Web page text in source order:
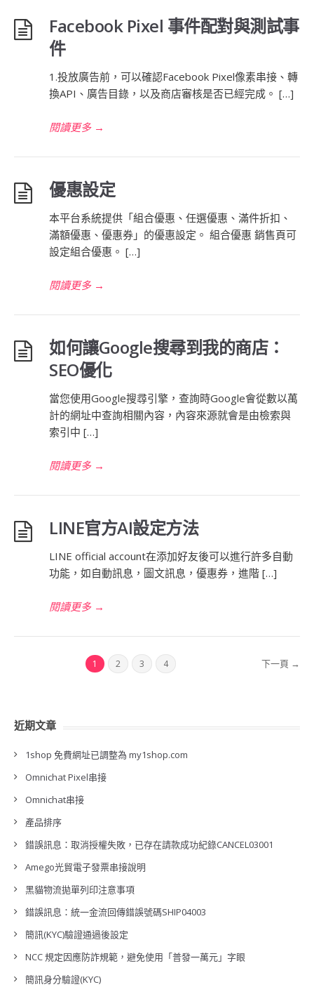
Facebook Pixel 事件配對與測試事
件
1.投放廣告前，可以確認Facebook Pixel像素串接、轉
換API、廣告目錄，以及商店審核是否已經完成。 […]
閱讀更多→
優惠設定
本平台系統提供「組合優惠、任選優惠、滿件折扣、
滿額優惠、優惠券」的優惠設定。 組合優惠 銷售頁可
設定組合優惠。 […]
閱讀更多→
如何讓Google搜尋到我的商店：
SEO優化
當您使用Google搜尋引擎，查詢時Google會從數以萬
計的網址中查詢相關內容，內容來源就會是由檢索與
索引中 […]
閱讀更多→
LINE官方AI設定方法
LINE official account在添加好友後可以進行許多自動
功能，如自動訊息，圖文訊息，優惠券，進階 […]
閱讀更多→
1 2 3 4 下一頁 →
近期文章
1shop 免費網址已調整為 my1shop.com
Omnichat Pixel串接
Omnichat串接
產品排序
錯誤訊息：取消授權失敗，已存在請款成功紀錄CANCEL03001
Amego光貿電子發票串接說明
黑貓物流拋單列印注意事項
錯誤訊息：統一金流回傳錯誤號碼SHIP04003
簡訊(KYC)驗證通過後設定
NCC 規定因應防詐規範，避免使用「普發一萬元」字眼
簡訊身分驗證(KYC)